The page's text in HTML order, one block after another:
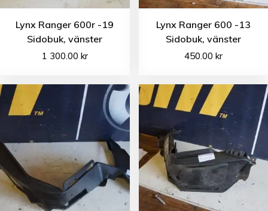
Lynx Ranger 600r -19
Sidobuk, vänster
1 300.00 kr
Lynx Ranger 600 -13
Sidobuk, vänster
450.00 kr